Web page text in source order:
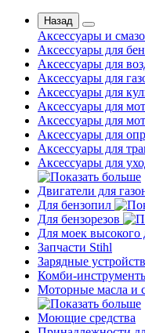
Назад
Аксессуары и
Аксессуары для
Аксессуары для
Аксессуары для
Аксессуары для
Аксессуары для
Аксессуары для
Аксессуары для
Аксессуары для
Аксессуары для
Двигатели для
Для бензопил
Для бензорезов
Для моек высокого
Запчасти Stihl
Зарядные
Комби-
Моторные масла и
Моющие средства